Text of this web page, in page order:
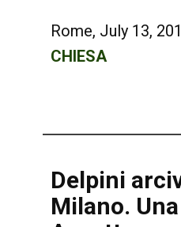
Rome, July 13,
CHIESA
Delpini
Milano.